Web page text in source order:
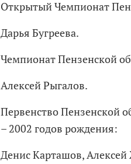
Открытый Чемпионат
Дарья Бугреева.
Чемпионат Пензенской
Алексей Рыгалов.
Первенство Пензенской
– 2002 годов рождения:
Денис Карташов,